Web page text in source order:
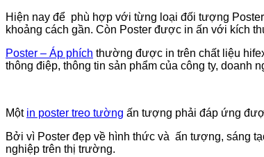
Hiện nay để phù hợp với từng loại đối tượng
khoảng cách gần. Còn Poster được in ấn với kích
Poster – Áp phích thường được in trên chất liệu
thông điệp, thông tin sản phẩm của công ty, doanh
Một in poster treo tường ấn tượng phải đáp ứng
Bởi vì Poster đẹp về hình thức và ấn tượng, sáng
nghiệp trên thị trường.